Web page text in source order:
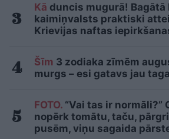
Kā duncis mugurā! Bagātā
kaimiņvalsts praktiski
Krievijas naftas
Šīm 3 zodiaka zīmēm
murgs – esi gatavs jau
FOTO. “Vai tas ir normāli?”
nopērk tomātu, taču,
pusēm, viņu sagaida